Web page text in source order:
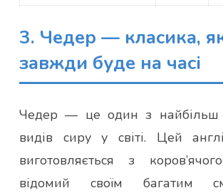
3. Чедер — класика,
завжди буде на часі
Чедер — це один з найбільш
видів сиру у світі. Цей
виготовляється з
відомий своїм багатим